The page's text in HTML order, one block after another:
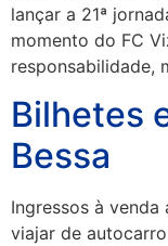
lançar a 21ª
momento do FC
responsabilidade,
Bilhetes
Bessa
Ingressos à
viajar de